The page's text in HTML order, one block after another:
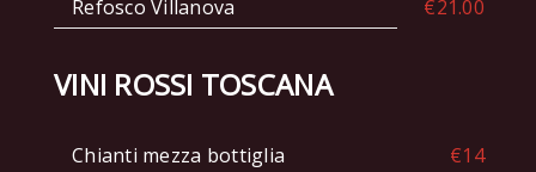
Refosco Villanova €21.00
VINI ROSSI TOSCANA
Chianti mezza bottiglia
€14